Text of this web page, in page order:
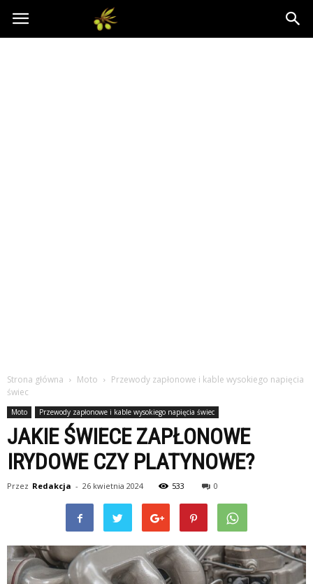
Oliwkowo.pl
Strona główna Moto
Przewody zapłonowe i kable wysokiego napięcia
świec
Moto Przewody zapłonowe i kable wysokiego napięcia świec
JAKIE ŚWIECE ZAPŁONOWE
IRYDOWE CZY PLATYNOWE?
Przez Redakcja - 26 kwietnia 2024 533 0